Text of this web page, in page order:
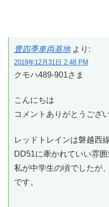
豊四季車両基地 より:
2019年12月31日 2:48 PM
クモハ489-901さま
こんにちは
コメントありがとうござ
レッドトレインは磐越西
DD51に牽かれていい雰
私が中学生の頃でしたが
です。